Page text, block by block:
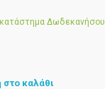
κατάστημα Δωδεκανήσου
καλάθι